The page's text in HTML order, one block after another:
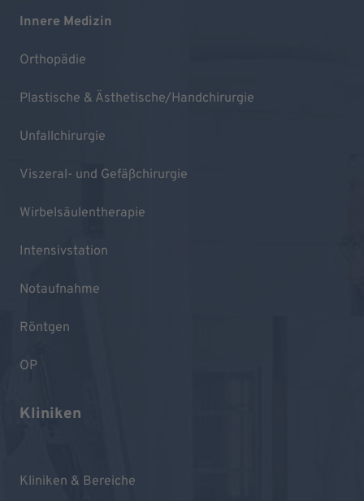
Innere Medizin
Orthopädie
Plastische & Ästhetische/Handchirurgie
Unfallchirurgie
Viszeral- und Gefäßchirurgie
Wirbelsäulentherapie
Intensivstation
Notaufnahme
Röntgen
OP
Kliniken
Kliniken & Bereiche